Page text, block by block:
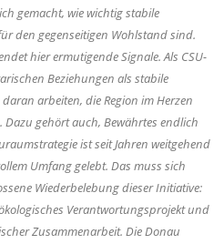
gemacht, wie wichtig stabile
den gegenseitigen Wohlstand sind.
hier ermutigende Signale. Als CSU-
Beziehungen als stabile
arbeiten, die Region im Herzen
gehört auch, Bewährtes endlich
ist seit Jahren weitgehend
Umfang gelebt. Das muss sich
Wiederbelebung dieser Initiative:
Verantwortungsprojekt und
Zusammenarbeit. Die Donau